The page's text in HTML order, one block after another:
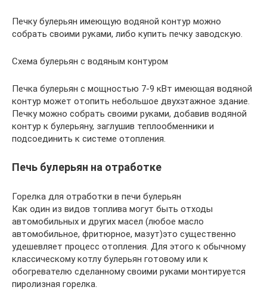
Печку булерьян имеющую водяной контур можно
собрать своими руками, либо купить печку заводскую.
Схема булерьян с водяным контуром
Печка булерьян с мощностью 7-9 кВт имеющая водяной
контур может отопить небольшое двухэтажное здание.
Печку можно собрать своими руками, добавив водяной
контур к булерьяну, заглушив теплообменники и
подсоединить к системе отопления.
Печь булерьян на отработке
Горелка для отработки в печи булерьян
Как один из видов топлива могут быть отходы
автомобильных и других масел (любое масло
автомобильное, фритюрное, мазут)это существенно
удешевляет процесс отопления. Для этого к обычному
классическому котлу булерьян готовому или к
обогревателю сделанному своими руками монтируется
пиролизная горелка.